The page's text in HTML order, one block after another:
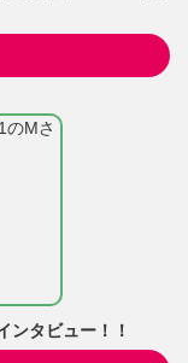
ンタビュー！！